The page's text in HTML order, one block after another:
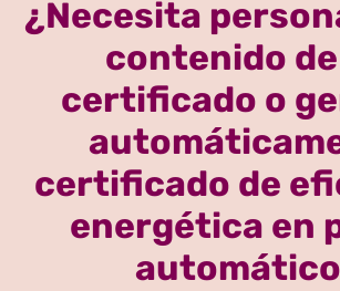
¿Necesita
contenido
certificado o
certificado de
energética en